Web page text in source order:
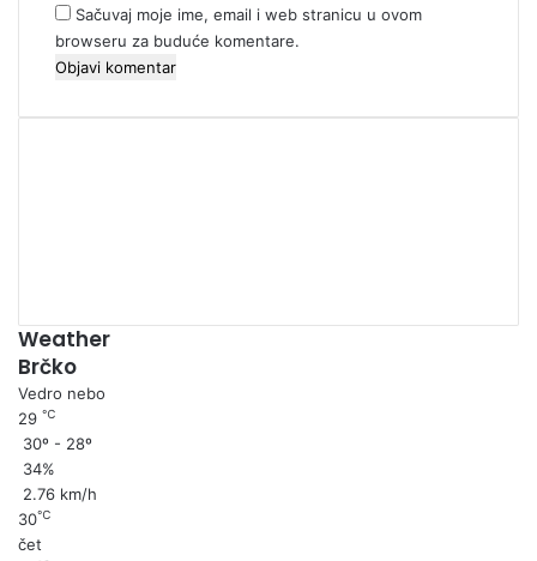
Sačuvaj moje ime, email i web stranicu u ovom
browseru za buduće komentare.
Weather
Brčko
Vedro nebo
29 ℃
30º - 28º
34%
2.76 km/h
30℃
čet